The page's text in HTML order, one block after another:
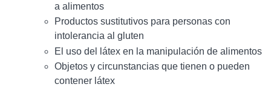
a alimentos
Productos sustitutivos para personas con
intolerancia al gluten
El uso del látex en la manipulación de alimentos
Objetos y circunstancias que tienen o pueden
contener látex